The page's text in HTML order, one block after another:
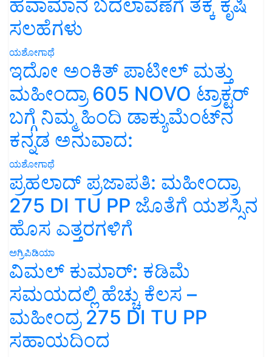
ಹವಾಮಾನ ಬದಲಾವಣೆಗೆ ತಕ್ಕ ಕೃಷಿ
ಸಲಹೆಗಳು
ಯಶೋಗಾಥೆ
ಇದೋ ಅಂಕಿತ್ ಪಾಟೀಲ್ ಮತ್ತು
ಮಹೀಂದ್ರಾ 605 NOVO ಟ್ರಾಕ್ಟರ್
ಬಗ್ಗೆ ನಿಮ್ಮ ಹಿಂದಿ ಡಾಕ್ಯುಮೆಂಟ್‌ನ
ಕನ್ನಡ ಅನುವಾದ:
ಯಶೋಗಾಥೆ
ಪ್ರಹಲಾದ್ ಪ್ರಜಾಪತಿ: ಮಹೀಂದ್ರಾ
275 DI TU PP ಜೊತೆಗೆ ಯಶಸ್ಸಿನ
ಹೊಸ ಎತ್ತರಗಳಿಗೆ
ಅಗ್ರಿಪಿಡಿಯಾ
ವಿಮಲ್ ಕುಮಾರ್: ಕಡಿಮೆ
ಸಮಯದಲ್ಲಿ ಹೆಚ್ಚು ಕೆಲಸ –
ಮಹೀಂದ್ರ 275 DI TU PP
ಸಹಾಯದಿಂದ